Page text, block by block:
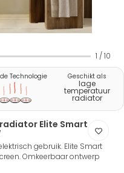
1 / 10
Technologie Geschikt als
lage
temperatuur
radiator
Elite Smart
gebruik. Elite Smart
Omkeerbaar ontwerp